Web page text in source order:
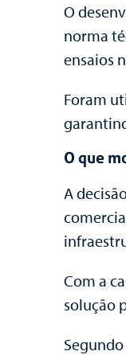
O
norma
ensaios
Foram
O que
A
Com a
solução
Segundo